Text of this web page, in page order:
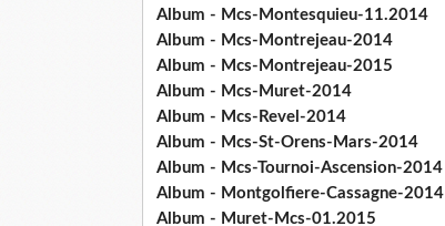
Album - Mcs-Montesquieu-11.2014
Album - Mcs-Montrejeau-2014
Album - Mcs-Montrejeau-2015
Album - Mcs-Muret-2014
Album - Mcs-Revel-2014
Album - Mcs-St-Orens-Mars-2014
Album - Mcs-Tournoi-Ascension-2014
Album - Montgolfiere-Cassagne-2014
Album - Muret-Mcs-01.2015